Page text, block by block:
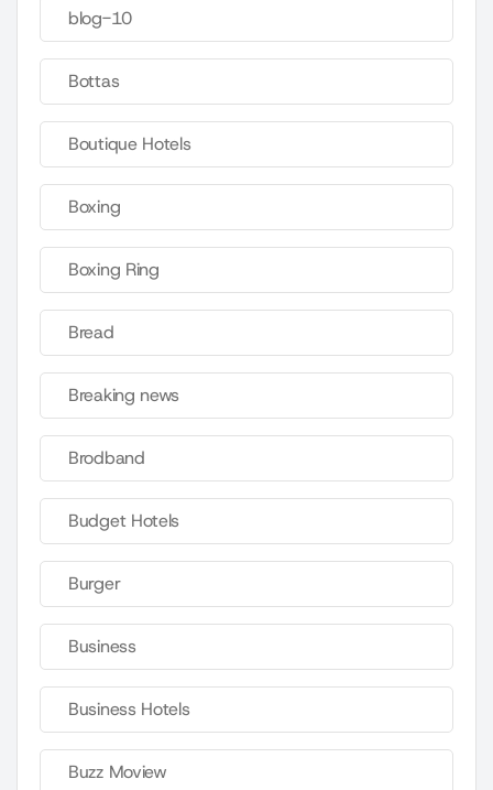
blog-10
Bottas
Boutique Hotels
Boxing
Boxing Ring
Bread
Breaking news
Brodband
Budget Hotels
Burger
Business
Business Hotels
Buzz Moview